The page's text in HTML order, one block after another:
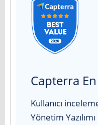
Capterra
Kullanıcı
Yönetim